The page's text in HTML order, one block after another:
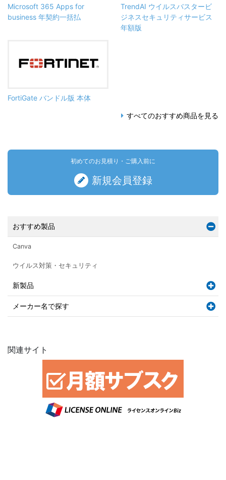
Microsoft 365 Apps for
business 年契約一括払
TrendAI ウイルスバスタービ
ジネスセキュリティサービス
年額版
FortiGate バンドル版 本体
すべてのおすすめ商品を見る
初めてのお見積り・ご購入前に
新規会員登録
おすすめ製品
Canva
ウイルス対策・セキュリティ
新製品
メーカー名で探す
関連サイト